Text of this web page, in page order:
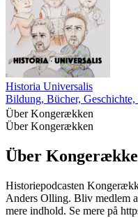
Historia Universalis
Bildung, Bücher,
Über Kongerækken
Über Kongerækken
Über
Historiepodcasten
Anders Olling. Bliv medlem
mere indhold. Se mere på